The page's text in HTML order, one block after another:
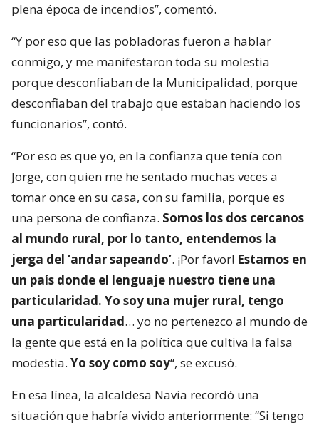
plena época de incendios”, comentó.
“Y por eso que las pobladoras fueron a hablar
conmigo, y me manifestaron toda su molestia
porque desconfiaban de la Municipalidad, porque
desconfiaban del trabajo que estaban haciendo los
funcionarios”, contó.
“Por eso es que yo, en la confianza que tenía con
Jorge, con quien me he sentado muchas veces a
tomar once en su casa, con su familia, porque es
una persona de confianza. Somos los dos cercanos
al mundo rural, por lo tanto, entendemos la
jerga del ‘andar sapeando’. ¡Por favor! Estamos en
un país donde el lenguaje nuestro tiene una
particularidad. Yo soy una mujer rural, tengo
una particularidad… yo no pertenezco al mundo de
la gente que está en la política que cultiva la falsa
modestia. Yo soy como soy“, se excusó.
En esa línea, la alcaldesa Navia recordó una
situación que habría vivido anteriormente: “Si tengo